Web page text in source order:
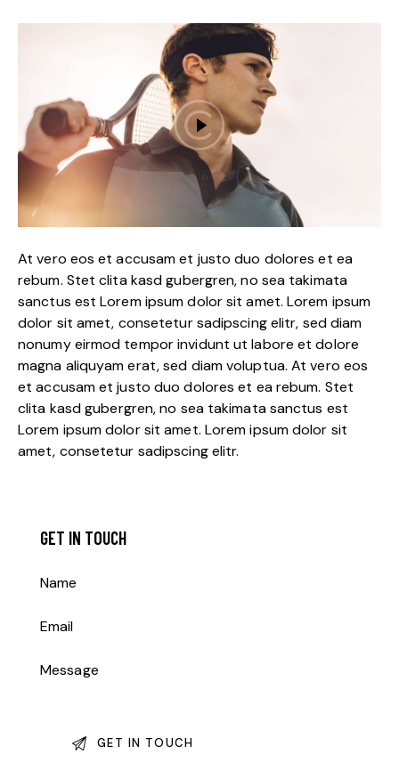
At vero eos et accusam et justo duo dolores et ea
rebum. Stet clita kasd gubergren, no sea takimata
sanctus est Lorem ipsum dolor sit amet. Lorem ipsum
dolor sit amet, consetetur sadipscing elitr, sed diam
nonumy eirmod tempor invidunt ut labore et dolore
magna aliquyam erat, sed diam voluptua. At vero eos
et accusam et justo duo dolores et ea rebum. Stet
clita kasd gubergren, no sea takimata sanctus est
Lorem ipsum dolor sit amet. Lorem ipsum dolor sit
amet, consetetur sadipscing elitr.
GET IN TOUCH